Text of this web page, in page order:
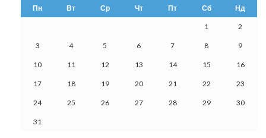
Пн Вт Ср Чт Пт Сб Нд
1 2
3 4 5 6 7 8 9
10 11 12 13 14 15 16
17 18 19 20 21 22 23
24 25 26 27 28 29 30
31